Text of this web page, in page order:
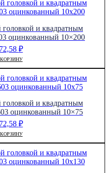
головкой и квадратным
оцинкованный 10×200
₽
головкой и квадратным
оцинкованный 10×75
₽